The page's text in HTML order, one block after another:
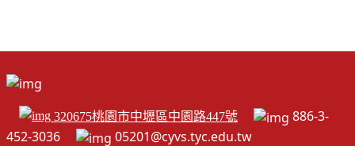
320675桃園市中壢區中園路447號
886-3-
452-3036
05201@cyvs.tyc.edu.tw